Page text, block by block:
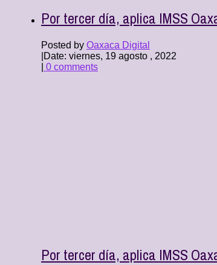
Por tercer día, aplica IMSS
Posted by Oaxaca Digital
Date: viernes, 19 agosto , 2022
0 comments
Por tercer día, aplica IMSS